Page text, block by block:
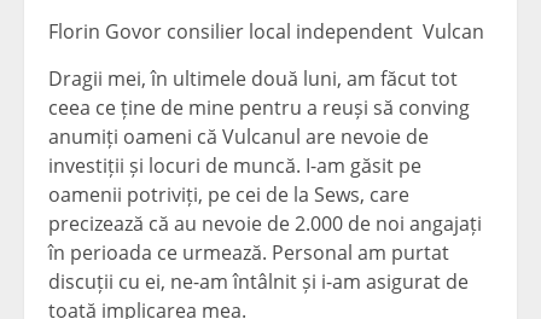
Florin Govor consilier local independent Vulcan
Dragii mei, în ultimele două luni, am făcut tot
ceea ce ține de mine pentru a reuși să conving
anumiți oameni că Vulcanul are nevoie de
investiții și locuri de muncă. I-am găsit pe
oamenii potriviți, pe cei de la Sews, care
precizează că au nevoie de 2.000 de noi angajați
în perioada ce urmează. Personal am purtat
discuții cu ei, ne-am întâlnit și i-am asigurat de
toată implicarea mea.